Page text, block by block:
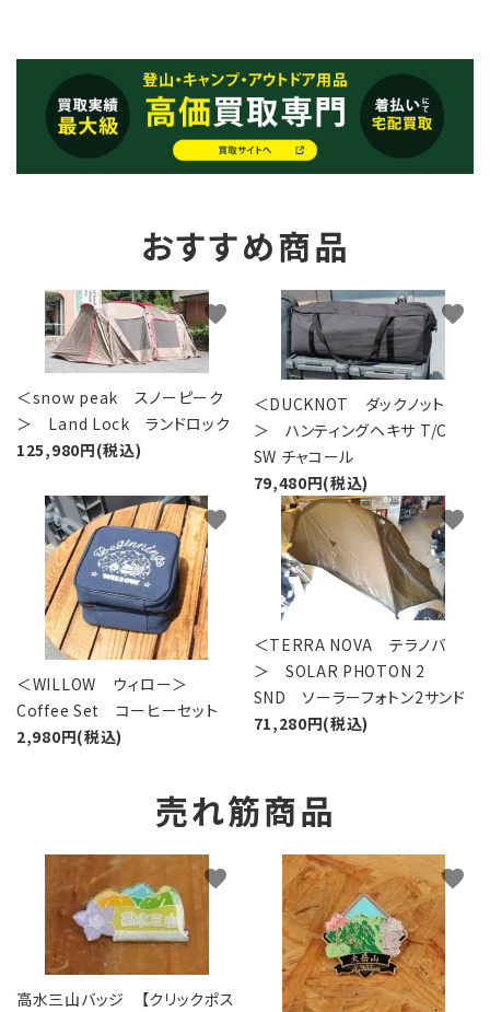
おすすめ商品
＜snow peak スノーピーク
＞ Land Lock ランドロック
125,980円(税込)
favorite
＜DUCKNOT ダックノット
＞ ハンティングヘキサ T/C
SW チャコール
79,480円(税込)
favorite
＜WILLOW ウィロー＞
Coffee Set コーヒーセット
2,980円(税込)
favorite
＜TERRA NOVA テラノバ
＞ SOLAR PHOTON 2
SND ソーラーフォトン2サンド
71,280円(税込)
favorite
売れ筋商品
高水三山バッジ 【クリックポス
favorite favorite